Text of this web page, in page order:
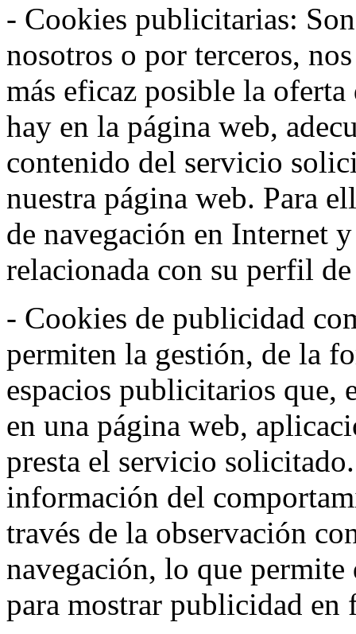
- Cookies publicitarias:
nosotros o por terceros,
más eficaz posible la
hay en la página web,
contenido del servicio
nuestra página web. Para
de navegación en Internet
relacionada con su perfil
- Cookies de publicidad
permiten la gestión, de la
espacios publicitarios que,
en una página web,
presta el servicio
información del
través de la observación
navegación, lo que
para mostrar publicidad